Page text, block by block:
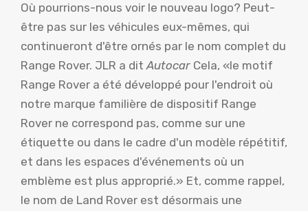
Où pourrions-nous voir le nouveau logo? Peut-
être pas sur les véhicules eux-mêmes, qui
continueront d'être ornés par le nom complet du
Range Rover. JLR a dit Autocar Cela, «le motif
Range Rover a été développé pour l'endroit où
notre marque familière de dispositif Range
Rover ne correspond pas, comme sur une
étiquette ou dans le cadre d'un modèle répétitif,
et dans les espaces d'événements où un
emblème est plus approprié.» Et, comme rappel,
le nom de Land Rover est désormais une